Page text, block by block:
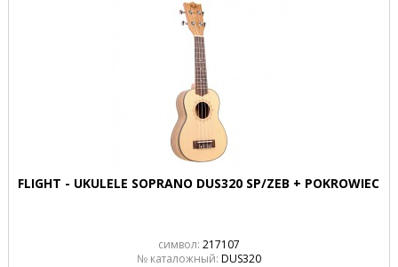
FLIGHT - UKULELE SOPRANO DUS320 SP/ZEB + POKROWIEC
символ: 217107
№ каталожный: DUS320